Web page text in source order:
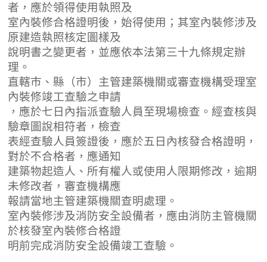
者，應於領得使用執照及
室內裝修合格證明後，始得使用；其室內裝修涉及
原建造執照核定圖樣及
說明書之變更者，並應依本法第三十九條規定辦
理。
直轄市、縣（市）主管建築機關或審查機構受理室
內裝修竣工查驗之申請
，應於七日內指派查驗人員至現場檢查。經查核與
驗章圖說相符者，檢查
表經查驗人員簽證後，應於五日內核發合格證明，
對於不合格者，應通知
建築物起造人、所有權人或使用人限期修改，逾期
未修改者，審查機構應
報請當地主管建築機關查明處理。
室內裝修涉及消防安全設備者，應由消防主管機關
於核發室內裝修合格證
明前完成消防安全設備竣工查驗。